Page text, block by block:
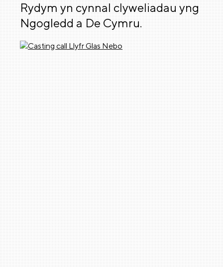
Rydym yn cynnal clyweliadau yng
Ngogledd a De Cymru.